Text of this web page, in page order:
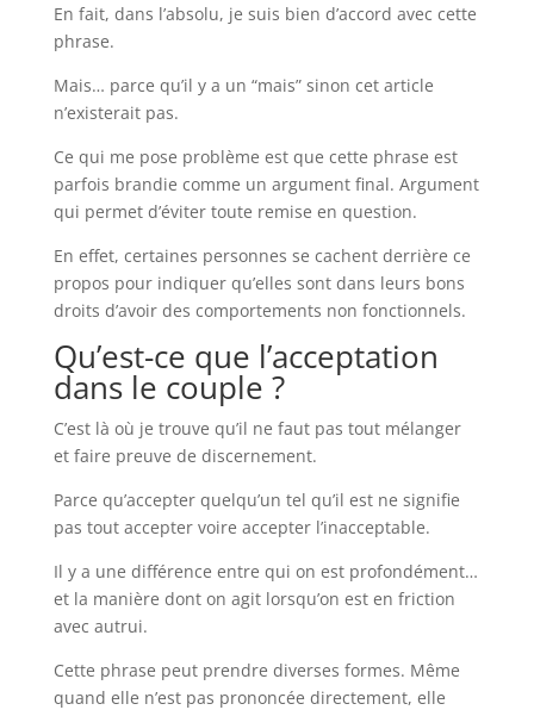
En fait, dans l’absolu, je suis bien d’accord avec cette
phrase.
Mais… parce qu’il y a un “mais” sinon cet article
n’existerait pas.
Ce qui me pose problème est que cette phrase est
parfois brandie comme un argument final. Argument
qui permet d’éviter toute remise en question.
En effet, certaines personnes se cachent derrière ce
propos pour indiquer qu’elles sont dans leurs bons
droits d’avoir des comportements non fonctionnels.
Qu’est-ce que l’acceptation
dans le couple ?
C’est là où je trouve qu’il ne faut pas tout mélanger
et faire preuve de discernement.
Parce qu’accepter quelqu’un tel qu’il est ne signifie
pas tout accepter voire accepter l’inacceptable.
Il y a une différence entre qui on est profondément…
et la manière dont on agit lorsqu’on est en friction
avec autrui.
Cette phrase peut prendre diverses formes. Même
quand elle n’est pas prononcée directement, elle